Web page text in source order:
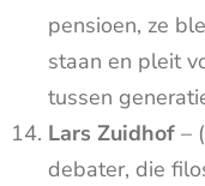
pensioen, ze
staan en pleit
tussen
Lars Zuidhof –
debater, die